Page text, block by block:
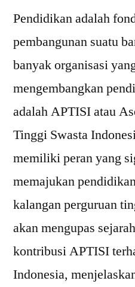
Pendidikan adalah
pembangunan suatu
banyak organisasi
mengembangkan
adalah APTISI atau
Tinggi Swasta
memiliki peran yang
memajukan
kalangan perguruan
akan mengupas
kontribusi APTISI
Indonesia,